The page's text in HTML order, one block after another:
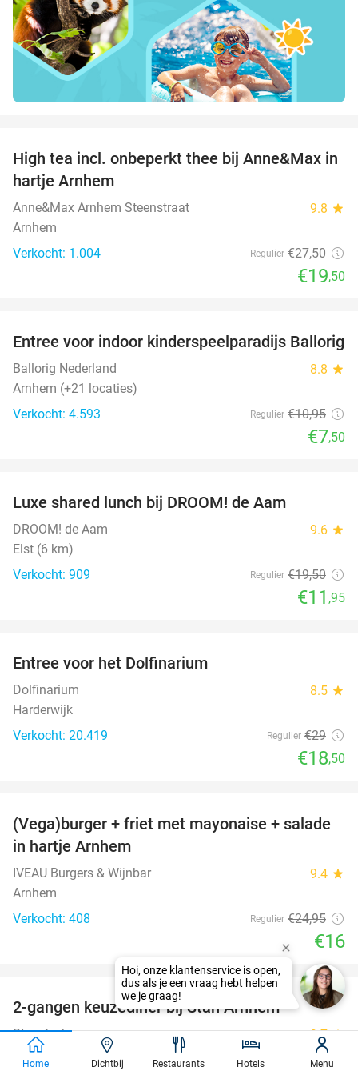
29%
High tea incl. onbeperkt thee bij Anne&Max in
hartje Arnhem
Anne&Max Arnhem Steenstraat 9.8 star
Arnhem
Verkocht: 1.004
Regulier €27,50
€19,50
32%
Entree voor indoor kinderspeelparadijs Ballorig
Ballorig Nederland 8.8 star
Arnhem (+21 locaties)
Verkocht: 4.593
Regulier €10,95
€7,50
Luxe shared lunch bij DROOM! de Aam
DROOM! de Aam 9.6 star
Elst (6 km)
Verkocht: 909
Regulier €19,50
€11 ,95
Entree voor het Dolfinarium
Dolfinarium 8.5 star
Harderwijk
Verkocht: 20.419
Regulier €29
€18,50
36%
(Vega)burger + friet met mayonaise + salade
in hartje Arnhem
IVEAU Burgers & Wijnbar 9.4 star
Arnhem
Verkocht: 408
Regulier €24,95
€16
42%
favorite_border
2-gangen keuzediner bij Stan Arnhem
Stan Arnhem 9.7star
Arnhem
Home Dichtbij Restaurants Hotels Menu
Hoi, onze klantenservice is open,
dus als je een vraag hebt helpen
we je graag!